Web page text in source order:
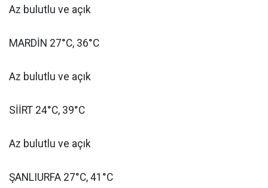
Az bulutlu ve açık
MARDİN 27°C, 36°C
Az bulutlu ve açık
SİİRT 24°C, 39°C
Az bulutlu ve açık
ŞANLIURFA 27°C, 41°C